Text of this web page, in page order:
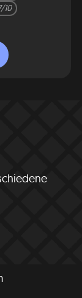
10